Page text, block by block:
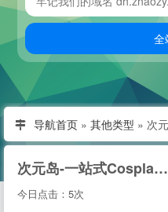
导航首页 » 其他类型 »
次元岛-一站式Cosplay作品发布平台|Cosplay社区|Cosplay论坛|Cosplay商业演出
今日点击：5次